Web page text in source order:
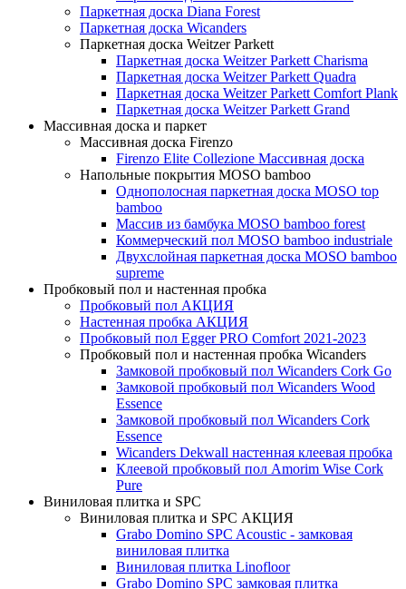
Паркетная доска Diana Forest
Паркетная доска Wicanders
Паркетная доска Weitzer Parkett
Паркетная доска Weitzer Parkett Charisma
Паркетная доска Weitzer Parkett Quadra
Паркетная доска Weitzer Parkett Comfort Plank
Паркетная доска Weitzer Parkett Grand
Массивная доска и паркет
Массивная доска Firenzo
Firenzo Elite Collezione Массивная доска
Напольные покрытия MOSO bamboo
Однополосная паркетная доска MOSO top
bamboo
Массив из бамбука MOSO bamboo forest
Коммерческий пол MOSO bamboo industriale
Двухслойная паркетная доска MOSO bamboo
supreme
Пробковый пол и настенная пробка
Пробковый пол АКЦИЯ
Настенная пробка АКЦИЯ
Пробковый пол Egger PRO Comfort 2021-2023
Пробковый пол и настенная пробка Wicanders
Замковой пробковый пол Wicanders Cork Go
Замковой пробковый пол Wicanders Wood
Essence
Замковой пробковый пол Wicanders Cork
Essence
Wicanders Dekwall настенная клеевая пробка
Клеевой пробковый пол Amorim Wise Cork
Pure
Виниловая плитка и SPC
Виниловая плитка и SPC АКЦИЯ
Grabo Domino SPC Acoustic - замковая
виниловая плитка
Виниловая плитка Linofloor
Grabo Domino SPC замковая плитка